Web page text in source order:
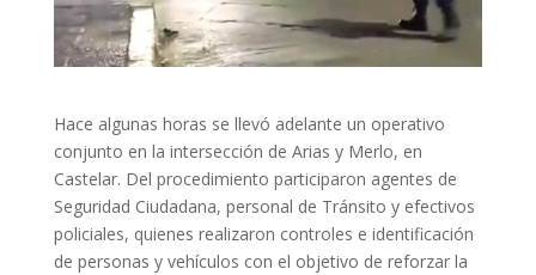
Hace algunas horas se llevó adelante un operativo
conjunto en la intersección de Arias y Merlo, en
Castelar. Del procedimiento participaron agentes de
Seguridad Ciudadana, personal de Tránsito y efectivos
policiales, quienes realizaron controles e identificación
de personas y vehículos con el objetivo de reforzar la